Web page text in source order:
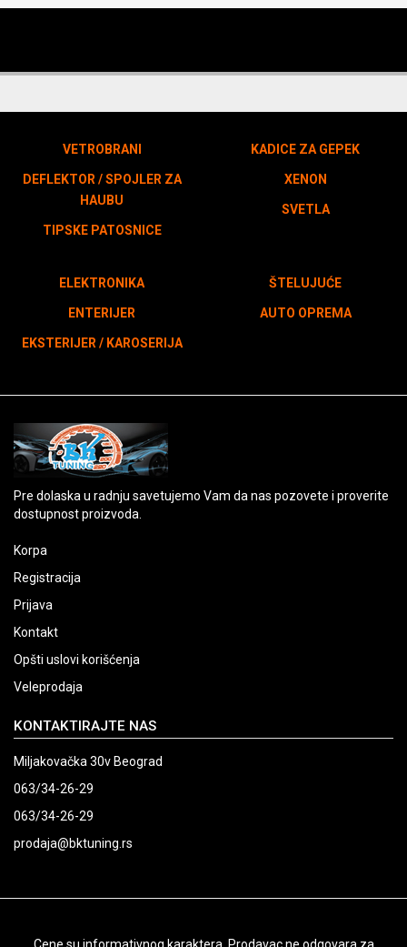
VETROBRANI
DEFLEKTOR / SPOJLER ZA
HAUBU
TIPSKE PATOSNICE
KADICE ZA GEPEK
XENON
SVETLA
ELEKTRONIKA
ENTERIJER
EKSTERIJER / KAROSERIJA
ŠTELUJUĆE
AUTO OPREMA
Pre dolaska u radnju savetujemo Vam da nas pozovete i proverite
dostupnost proizvoda.
Korpa
Registracija
Prijava
Kontakt
Opšti uslovi korišćenja
Veleprodaja
KONTAKTIRAJTE NAS
Miljakovačka 30v Beograd
063/34-26-29
063/34-26-29
prodaja@bktuning.rs